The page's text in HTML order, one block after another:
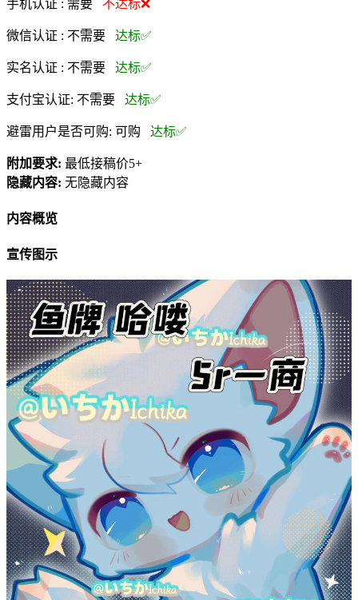
手机认证 : 需要 不达标❌
微信认证 : 不需要 达标✅
实名认证 : 不需要 达标✅
支付宝认证: 不需要 达标✅
避雷用户是否可购: 可购 达标✅
附加要求: 最低接稿价5+
隐藏内容: 无隐藏内容
内容概览
宣传图示